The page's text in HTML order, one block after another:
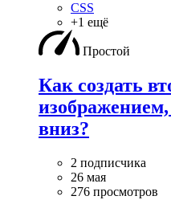
CSS
+1 ещё
Простой
Как создать
вниз?
2 подписчика
26 мая
276 просмотров